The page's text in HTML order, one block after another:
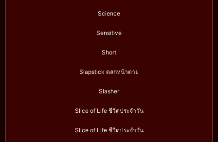
Science
Sensitive
Short
Slapstick ตลกหน้าตาย
Slasher
Slice of Life ชีวิตประจำวัน
Slice of Life ชีวิตประจำวัน